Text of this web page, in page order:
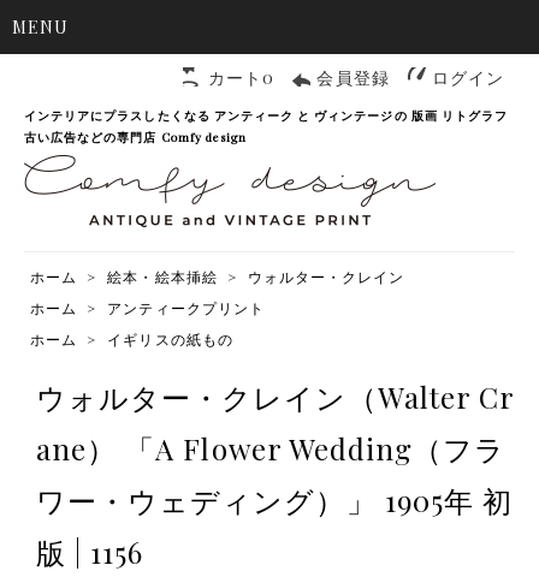
MENU
カート0 会員登録 ログイン
インテリアにプラスしたくなる アンティーク と ヴィンテージの 版画 リトグラフ
古い広告などの専門店 Comfy design
ホーム > 絵本・絵本挿絵 >
ウォルター・クレイン
ホーム
>
アンティークプリント
ホーム
> イギリスの紙もの
ウォルター・クレイン（Walter Cr
ane） 「A Flower Wedding（フラ
ワー・ウェディング）」 1905年 初
版 | 1156